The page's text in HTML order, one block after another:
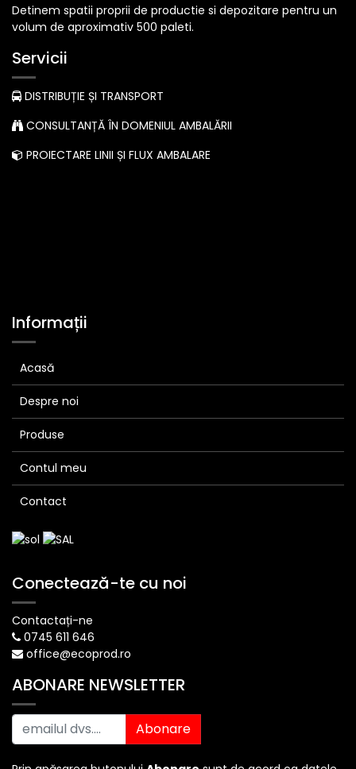
Detinem spatii proprii de productie si depozitare pentru un
volum de aproximativ 500 paleti.
Servicii
DISTRIBUȚIE ȘI TRANSPORT
CONSULTANȚĂ ÎN DOMENIUL AMBALĂRII
PROIECTARE LINII ȘI FLUX AMBALARE
Informații
Acasă
Despre noi
Produse
Contul meu
Contact
Conectează-te cu noi
Contactați-ne
0745 611 646
office@ecoprod.ro
ABONARE NEWSLETTER
Abonare